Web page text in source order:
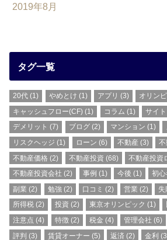
2019年8月
タグ一覧
20代 (1) やめとけ (1) アプリ (3) オリン
キャッシュフロー(CF) (1) コラム (1) サイト
デメリット (7) ブログ(2) マンション (1)
リスクヘッジ (1) ローン (6) 不動産(3) 不
不動産価格 (2) 不動産投資 (68) 不動産投資
不動産投資会社 (2) 事例 (1) 今後 (1) 初
副業 (2) 勉強 (2) 口コミ (2) 営業 (2) 失
所得税 (2) 投資 (2) 東京オリンピック (1)
注意点 (4) 特徴(2) 税金 (4) 管理会社 (6)
評判 (3) 賃貸オーナー (5) 返済 (2) 金利